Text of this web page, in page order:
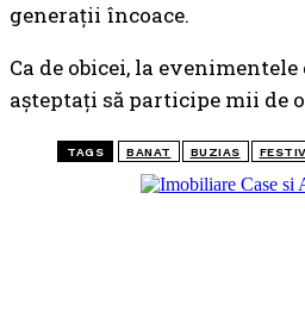
generații încoace.
Ca de obicei, la
așteptați să participe mii de
TAGS BANAT BUZIAS